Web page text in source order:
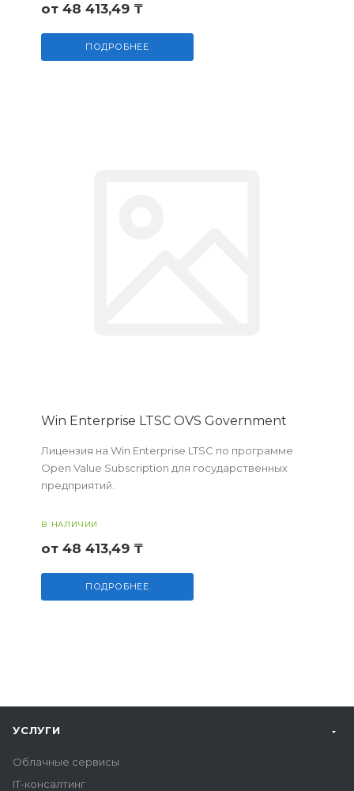
от 48 413,49 ₸
ПОДРОБНЕЕ
Win Enterprise LTSC OVS Government
Лицензия на Win Enterprise LTSC по программе
Open Value Subscription для государственных
предприятий.
В НАЛИЧИИ
от 48 413,49 ₸
ПОДРОБНЕЕ
УСЛУГИ
Облачные сервисы
IT-консалтинг